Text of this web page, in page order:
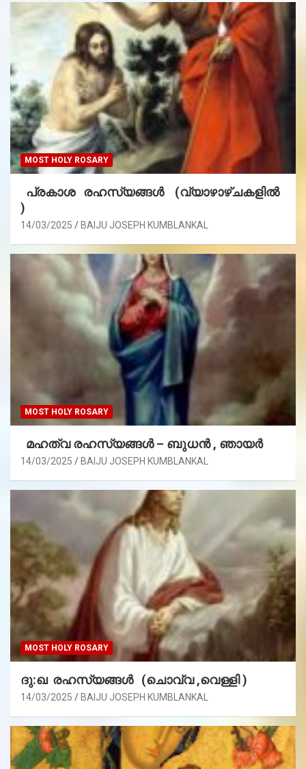
MOST HOLY ROSARY
പ്രകാശ രഹസ്യങ്ങൾ (വ്യാഴാഴ്ചകളിൽ
)
14/03/2025 BAIJU JOSEPH KUMBLANKAL
MOST HOLY ROSARY
മഹത്വ രഹസ്യങ്ങള്‍ – ബുധൻ , ഞായർ
14/03/2025 BAIJU JOSEPH KUMBLANKAL
MOST HOLY ROSARY
ദു:ഖ രഹസ്യങ്ങൾ (ചൊവ്വ ,വെള്ളി )
14/03/2025 BAIJU JOSEPH KUMBLANKAL